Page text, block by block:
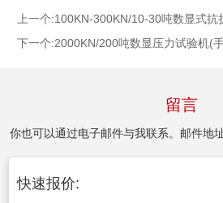
上一个:100KN-300KN/10-30吨数显式抗
下一个:2000KN/200吨数显压力试验机(
留言
你也可以通过电子邮件与我联系。邮件地
快速报价: